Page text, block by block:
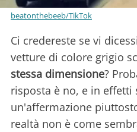
beatonthebeeb/TikTok
Ci credereste se vi
vetture di colore grigio
stessa dimensione?
risposta è no, e in effetti
un'affermazione
realtà non è come